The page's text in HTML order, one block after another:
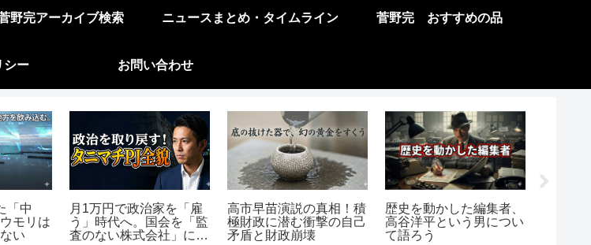
野完アーカイブ検索 ニュースまとめ・タイムライン 菅野完 おすすめの品
シー お問い合わせ
「中
モリは
い
月1万円で政治家を「雇
う」時代へ。国会を「監
査のない株式会社」にし
高市早苗演説の真相！積
極財政に潜む衝撃の自己
矛盾と財政崩壊
歴史を動かした編集者、
高谷洋平という男につい
て語ろう